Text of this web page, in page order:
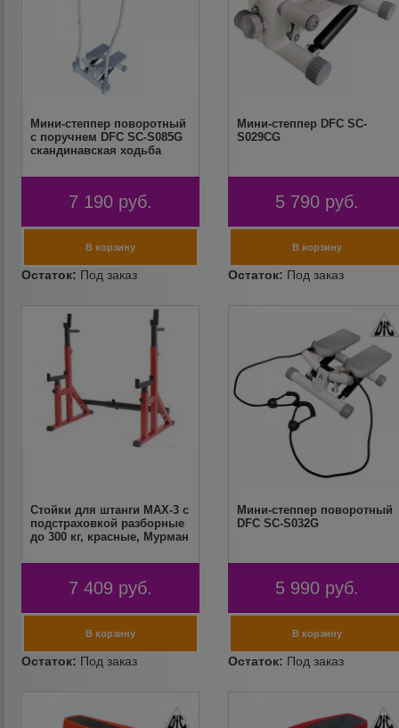
Мини-степпер поворотный
с поручнем DFC SC-S085G
скандинавская ходьба
7 190 руб.
Мини-степпер DFC SC-
S029CG
5 790 руб.
Стойки для штанги MAX-3 с
подстраховкой разборные
до 300 кг, красные, Мурман
7 409 руб.
Мини-степпер поворотный
DFC SC-S032G
5 990 руб.